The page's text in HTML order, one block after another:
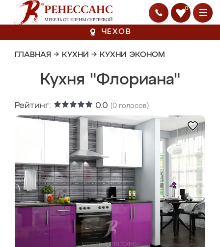
0
ЧЕХОВ
ГЛАВНАЯ → КУХНИ → КУХНИ ЭКОНОМ
Кухня "Флориана"
Рейтинг: 0.0 (0 голосов)